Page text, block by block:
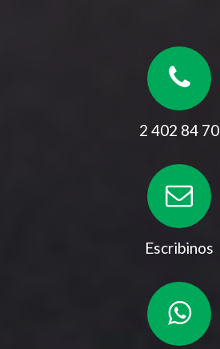
2 402 84 70
Escribinos